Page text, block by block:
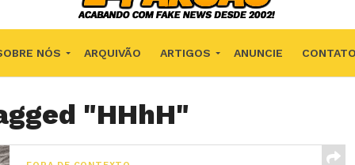
NÓS ARQUIVÃO ARTIGOS ANUNCIE CONTATO
"HHhH"